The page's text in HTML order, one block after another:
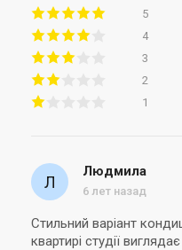
5
4
3
2
1
Людмила
6 лет назад
Стильний варіант
квартирі студії